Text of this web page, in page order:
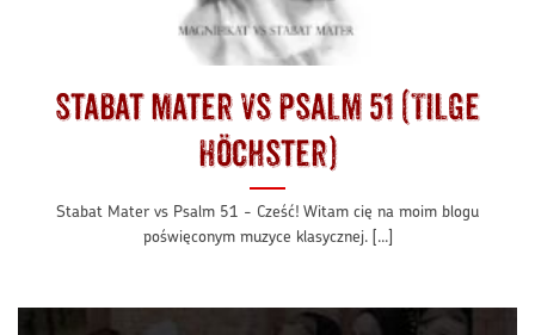
Stabat Mater vs Psalm 51 (Tilge
Höchster)
Stabat Mater vs Psalm 51 - Cześć! Witam cię na moim blogu
poświęconym muzyce klasycznej. [...]